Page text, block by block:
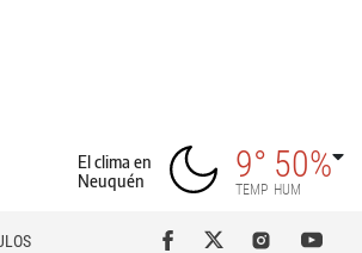
El clima en
Neuquén
9°
TEMP
50%
HUM